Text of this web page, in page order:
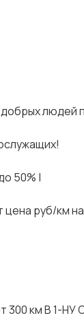
людей
50% |
руб/км
км В 1-НУ